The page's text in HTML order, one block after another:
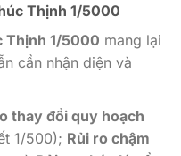
Thịnh 1/5000
Thịnh 1/5000 mang lại
cần nhận diện và
thay đổi quy hoạch
1/500); Rủi ro chậm